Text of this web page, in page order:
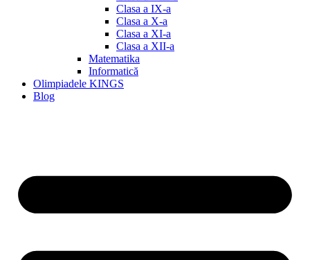
Clasa a IX-a
Clasa a X-a
Clasa a XI-a
Clasa a XII-a
Matematika
Informatică
Olimpiadele KINGS
Blog